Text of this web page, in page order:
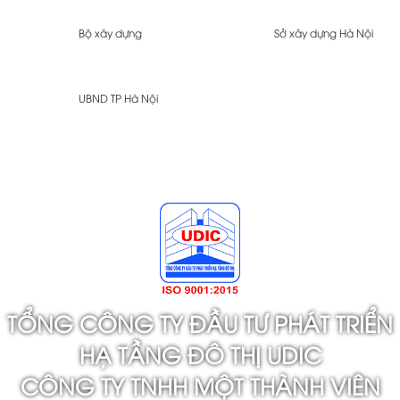
Bộ xây dựng Sở xây dựng Hà Nội
UBND TP Hà Nội
TỔNG CÔNG TY ĐẦU TƯ PHÁT TRIỂN
HẠ TẦNG ĐÔ THỊ UDIC
CÔNG TY TNHH MỘT THÀNH VIÊN